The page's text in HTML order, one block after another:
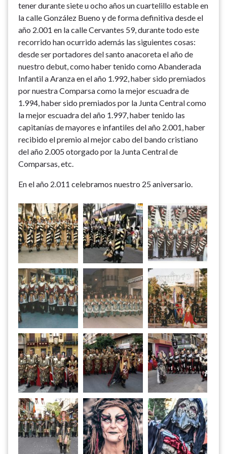
tener durante siete u ocho años un cuartelillo estable en
la calle González Bueno y de forma definitiva desde el
año 2.001 en la calle Cervantes 59, durante todo este
recorrido han ocurrido además las siguientes cosas:
desde ser portadores del santo anacoreta el año de
nuestro debut, como haber tenido como Abanderada
Infantil a Aranza en el año 1.992, haber sido premiados
por nuestra Comparsa como la mejor escuadra de
1.994, haber sido premiados por la Junta Central como
la mejor escuadra del año 1.997, haber tenido las
capitanías de mayores e infantiles del año 2.001, haber
recibido el premio al mejor cabo del bando cristiano
del año 2.005 otorgado por la Junta Central de
Comparsas, etc.
En el año 2.011 celebramos nuestro 25 aniversario.